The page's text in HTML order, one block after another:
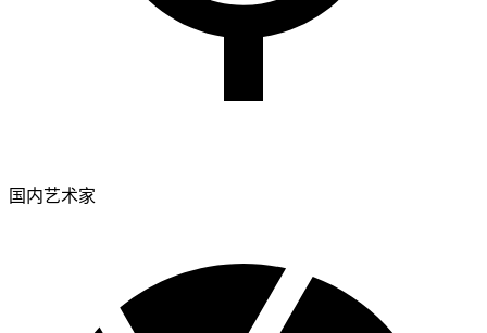
国内艺术家